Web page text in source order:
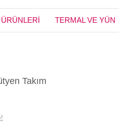
TERMAL VE YÜN
Takım